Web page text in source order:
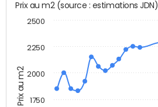
Prix au m2
Prix au m2 (source : estimations JDN)
1750
2000
2250
2500